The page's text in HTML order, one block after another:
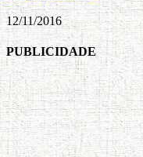
12/11/2016
PUBLICIDADE